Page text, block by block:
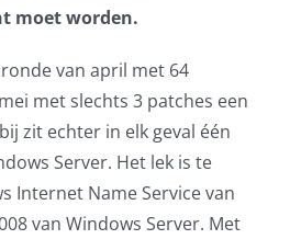
moet worden.
van april met 64
met slechts 3 patches een
zit echter in elk geval één
Server. Het lek is te
Internet Name Service van
van Windows Server. Met